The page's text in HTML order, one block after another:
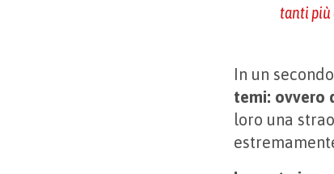
tanti più
In un
temi: ovvero
loro una